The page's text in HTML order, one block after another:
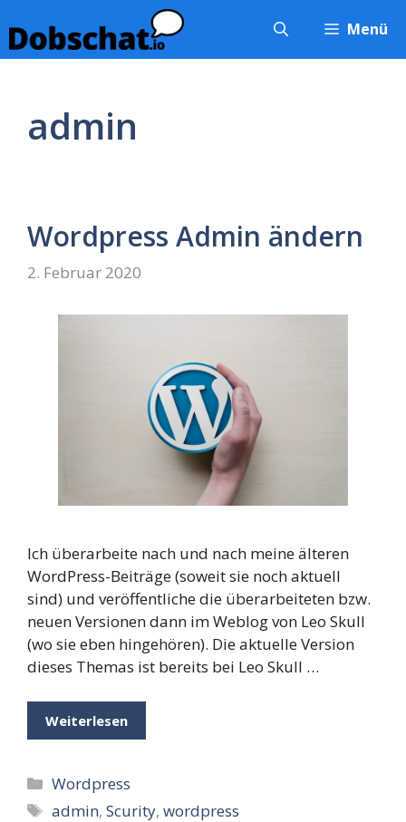
Inhalt
springen
Menü
admin
Wordpress Admin ändern
2. Februar 2020
Ich überarbeite nach und nach meine älteren
WordPress-Beiträge (soweit sie noch aktuell
sind) und veröffentliche die überarbeiteten bzw.
neuen Versionen dann im Weblog von Leo Skull
(wo sie eben hingehören). Die aktuelle Version
dieses Themas ist bereits bei Leo Skull …
Weiterlesen
Kategorien
Wordpress
Schlagwörter
admin,Scurity,wordpress